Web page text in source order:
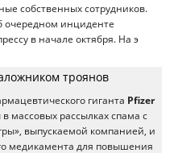
собственных сотрудников.
инциденте
в начале октября. На э
троянов
гиганта Pfizer
массовых рассылках спама с
выпускаемой компанией, и
медикамента для повышения